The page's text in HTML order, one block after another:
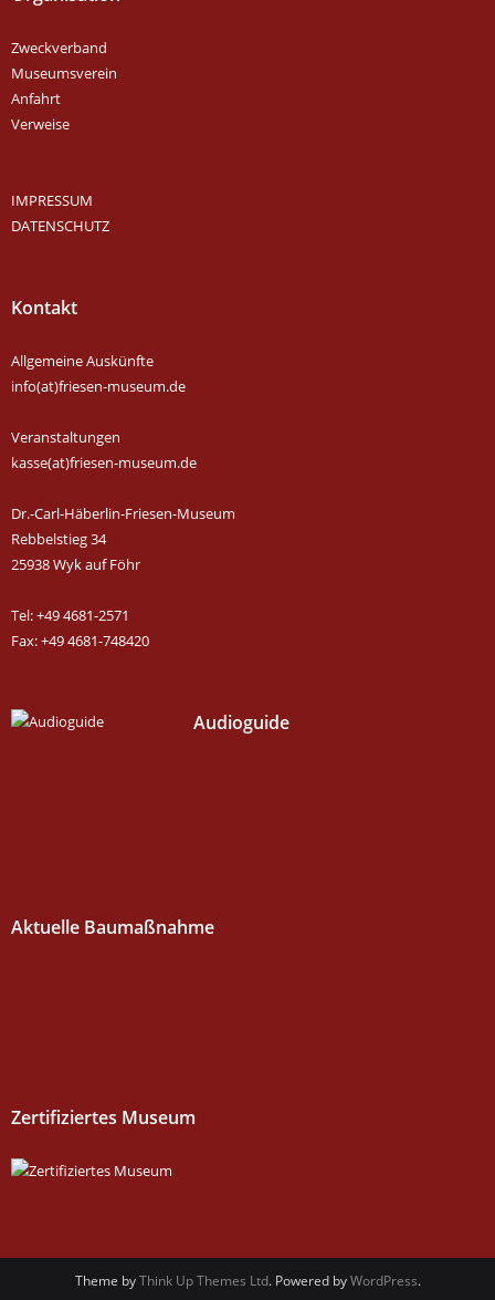
Zweckverband
Museumsverein
Anfahrt
Verweise
IMPRESSUM
DATENSCHUTZ
Kontakt
Allgemeine Auskünfte
info(at)friesen-museum.de
Veranstaltungen
kasse(at)friesen-museum.de
Dr.-Carl-Häberlin-Friesen-Museum
Rebbelstieg 34
25938 Wyk auf Föhr
Tel: +49 4681-2571
Fax: +49 4681-748420
Audioguide
Aktuelle Baumaßnahme
Zertifiziertes Museum
Theme byThink Up Themes Ltd. Powered byWordPress.